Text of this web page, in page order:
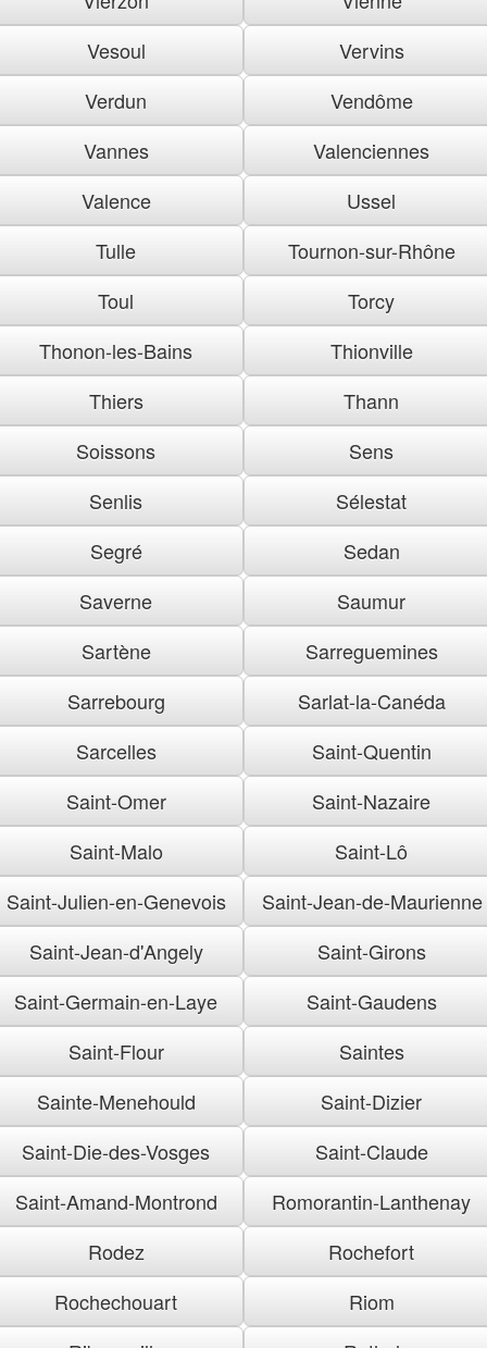
Vesoul
Vervins
Verdun
Vendôme
Vannes
Valenciennes
Valence
Ussel
Tulle
Tournon-sur-Rhône
Toul
Torcy
Thonon-les-Bains
Thionville
Thiers
Thann
Soissons
Sens
Senlis
Sélestat
Segré
Sedan
Saverne
Saumur
Sartène
Sarreguemines
Sarrebourg
Sarlat-la-Canéda
Sarcelles
Saint-Quentin
Saint-Omer
Saint-Nazaire
Saint-Malo
Saint-Lô
Saint-Julien-en-Genevois
Saint-Jean-de-Maurienne
Saint-Jean-d'Angely
Saint-Girons
Saint-Germain-en-Laye
Saint-Gaudens
Saint-Flour
Saintes
Sainte-Menehould
Saint-Dizier
Saint-Die-des-Vosges
Saint-Claude
Saint-Amand-Montrond
Romorantin-Lanthenay
Rodez
Rochefort
Rochechouart
Riom